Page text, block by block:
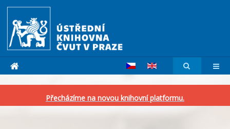
Přecházíme na novou knihovní platformu.